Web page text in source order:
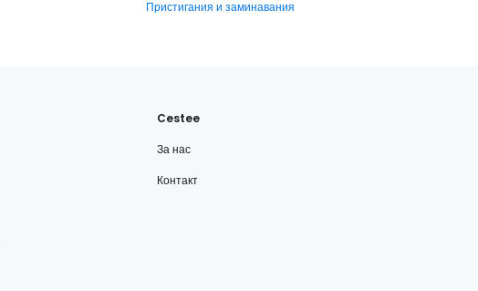
Пристигания и заминавания
Cestee
За нас
Контакт